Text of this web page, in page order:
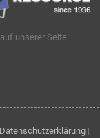
unserer Seite:
Datenschutzerklärung |